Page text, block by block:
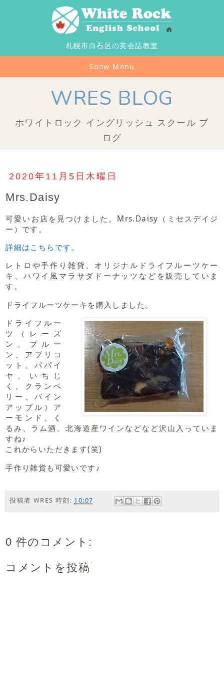
札幌市白石区の英会話教室
Show Menu
WRES BLOG
ホワイトロック イングリッシュ スクール ブ
ログ
2020年11月5日木曜日
Mrs.Daisy
可愛いお店を見つけました。Mrs.Daisy（ミセスデイジ
ー）です。
詳細はこちらです。
レトロや手作り雑貨、オリジナルドライフルーツケー
キ、ハワイ風マラサダドーナッツなどを販売していま
す。
ドライフルーツケーキを購入しました。
ドライフルー
ツ（レーズ
ン、プルー
ン、アプリコ
ット、パパイ
ヤ、いちじ
く、クランベ
リー、パイン
アップル）ア
ーモンド、く
るみ、ラム酒、北海道産ワインなどなど沢山入っていま
すね♪
これからいただきます(笑)
手作り雑貨も可愛いです♪
投稿者 WRES 時刻: 10:07
0 件のコメント:
コメントを投稿